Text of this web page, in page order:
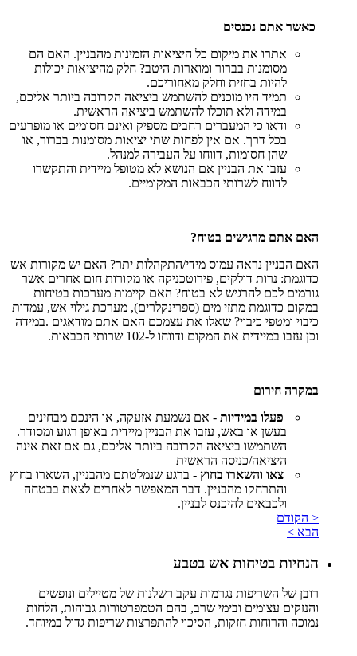
כאשר אתם נכנסים
אתרו את מיקום כל היציאות הזמינות מהבניין. האם הם
מסומנות בברור ומוארות היטב? חלק מהיציאות יכולות
להיות בחזית וחלק מאחוריכם.
תמיד היו מוכנים להשתמש ביציאה הקרובה ביותר אליכם,
במידה ולא תוכלו להשתמש ביציאה הראשית.
ודאו כי המעברים רחבים מספיק ואינם חסומים או מופרעים
בכל דרך. אם אין לפחות שתי יציאות מסומנות בברור, או
שהן חסומות, דווחו על העבירה למנהל.
עזבו את הבניין אם הנושא לא מטופל מיידית והתקשרו
לדווח לשרותי הכבאות המקומיים.
האם אתם מרגישים בטוח?
האם הבניין נראה עמוס מידי/התקהלות יתר? האם יש מקורות אש
כדוגמת: נרות דולקים, פירוטכניקה או מקורות חום אחרים אשר
גורמים לכם להרגיש לא בטוח? האם קיימות מערכות בטיחות
במקום כדוגמת מתזי מים (ספרינקלרים), מערכת גילוי אש, עמדות
כיבוי ומטפי כיבוי? שאלו את עצמכם האם אתם מודאגים .במידה
וכן עזבו במיידית את המקום ודווחו ל-102 שרותי הכבאות
.
במקרה חירום
פעלו במידיות - אם נשמעת אזעקה, או הינכם מבחינים
בעשן או באש, עזבו את הבניין מיידית באופן רגוע ומסודר.
השתמשו ביציאה הקרובה ביותר אליכם, גם אם זאת אינה
היציאה/כניסה הראשית
צאו והשארו בחוץ - ברגע שנמלטתם מהבניין, השארו בחוץ
והתרחקו מהבניין. דבר המאפשר לאחרים לצאת בבטחה
ולכבאים להיכנס לבניין.
< הקודם
הבא >
הנחיות בטיחות אש בטבע
רובן של השריפות נגרמות עקב רשלנות של מטיילים ונופשים
והנזקים עצומים ובימי שרב, בהם הטמפרטורות גבוהות, הלחות
נמוכה והרוחות חזקות, הסיכוי להתפרצות שריפות גדול במיוחד.